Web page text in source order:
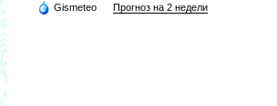
Gismeteo Прогноз на 2 недели